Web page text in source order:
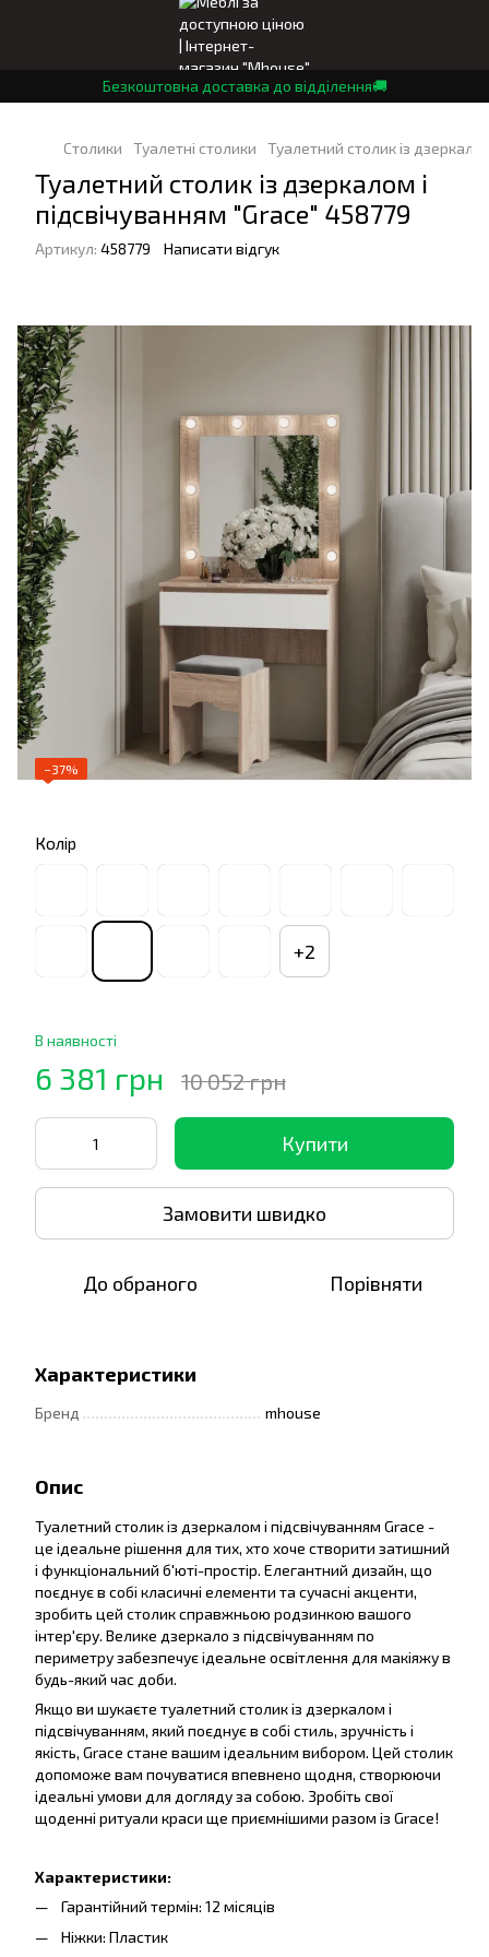
Безкоштовна доставка до відділення🚚
Столики Туалетні столики Туалетний столик із
Туалетний столик із дзеркалом і
підсвічуванням "Grace" 458779
Артикул: 458779 Написати відгук
−37%
Колір
+2
В наявності
6 381 грн 10 052 грн
Купити
Замовити швидко
До обраного Порівняти
Характеристики
Бренд mhouse
Опис
Туалетний столик із дзеркалом і підсвічуванням Grace -
це ідеальне рішення для тих, хто хоче створити затишний
і функціональний б'юті-простір. Елегантний дизайн, що
поєднує в собі класичні елементи та сучасні акценти,
зробить цей столик справжньою родзинкою вашого
інтер'єру. Велике дзеркало з підсвічуванням по
периметру забезпечує ідеальне освітлення для макіяжу в
будь-який час доби.
Якщо ви шукаєте туалетний столик із дзеркалом і
підсвічуванням, який поєднує в собі стиль, зручність і
якість, Grace стане вашим ідеальним вибором. Цей столик
допоможе вам почуватися впевнено щодня, створюючи
ідеальні умови для догляду за собою. Зробіть свої
щоденні ритуали краси ще приємнішими разом із Grace!
Характеристики:
Гарантійний термін: 12 місяців
Ніжки: Пластик